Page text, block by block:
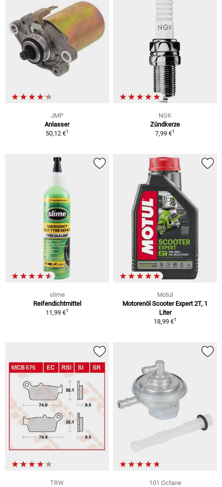
JMP
Anlasser
50,12 €1
NGK
Zündkerze
7,99 €1
slime
Reifendichtmittel
11,99 €1
Motul
Motorenöl Scooter Expert 2T, 1
Liter
18,99 €1
TRW
101 Octane